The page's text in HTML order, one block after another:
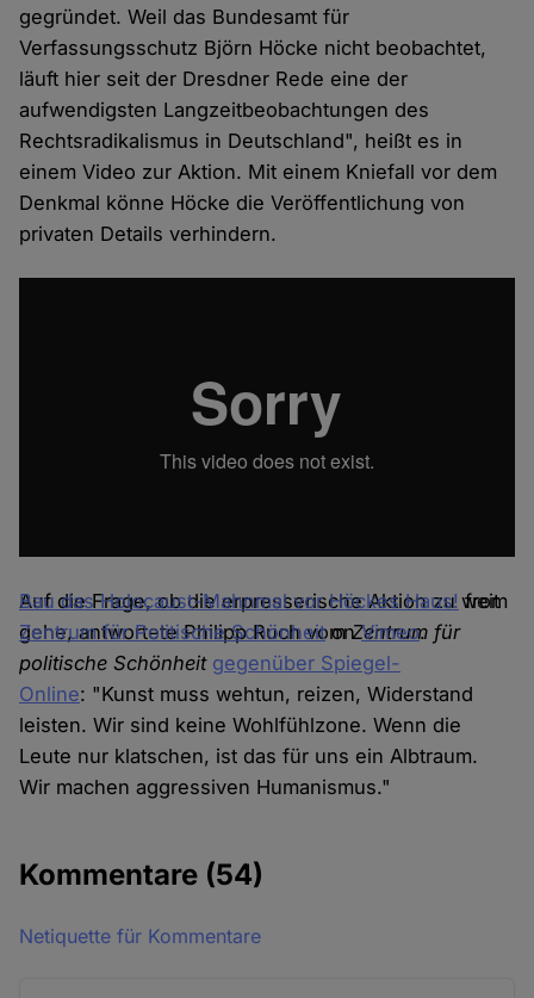
gegründet. Weil das Bundesamt für
Verfassungsschutz Björn Höcke nicht beobachtet,
läuft hier seit der Dresdner Rede eine der
aufwendigsten Langzeitbeobachtungen des
Rechtsradikalismus in Deutschland", heißt es in
einem Video zur Aktion. Mit einem Kniefall vor dem
Denkmal könne Höcke die Veröffentlichung von
privaten Details verhindern.
Bau das Holocaust-Mahnmal vor Höckes Haus! from
Zentrum für Politische SchönheitonVimeo.
Auf die Frage, ob die erpresserische Aktion zu weit
gehe, antwortete Philipp Ruch vomZentrum für
politische Schönheit gegenüber Spiegel-
Online: "Kunst muss wehtun, reizen, Widerstand
leisten. Wir sind keine Wohlfühlzone. Wenn die
Leute nur klatschen, ist das für uns ein Albtraum.
Wir machen aggressiven Humanismus."
Kommentare (54)
Netiquette für Kommentare